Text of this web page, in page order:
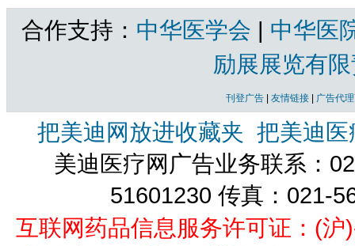
合作支持： 中华医学会 | 中华医
励展展览有
刊登广告 友情链接 广告代
把美迪网放进收藏夹 把美迪
美迪医疗网广告业务联系：
51601230 传真：021-
互联网药品信息服务许可证：(